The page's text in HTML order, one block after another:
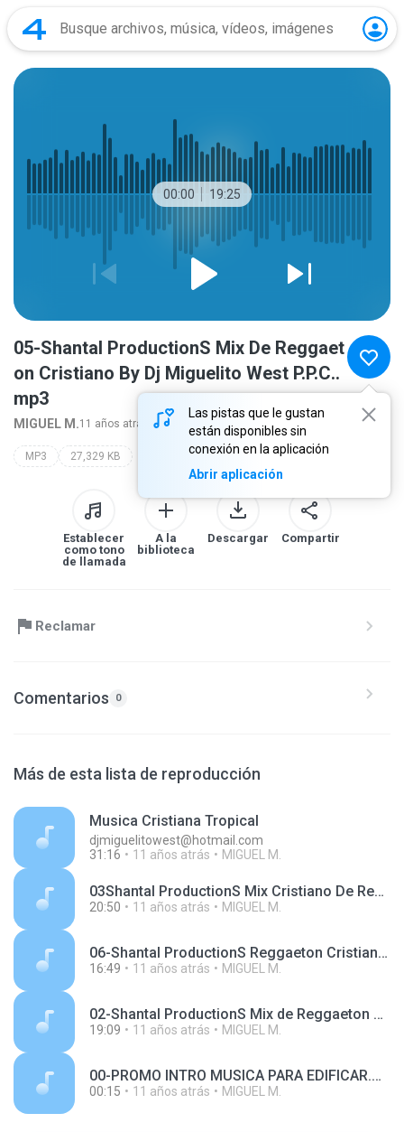
00:00 19:25
Las pistas que le gustan
están disponibles sin
conexión en la aplicación
Abrir aplicación
05-Shantal ProductionS Mix De Reggaet
on Cristiano By Dj Miguelito West P.P.C..
mp3
MIGUEL M.11 años atrás más...
MP3 27,329 KB
Establecer
como tono
de llamada
A la
biblioteca
Descargar Compartir
Reclamar
Comentarios 0
Más de esta lista de reproducción
Musica Cristiana Tropical
djmiguelitowest@hotmail.com
31:16
11 años atrás MIGUEL M.
03Shantal ProductionS Mix Cristiano De Reggaeton Mixeado By Dj Miguelito WesT.mp3
20:50 11 años atrás MIGUEL M.
06-Shantal ProductionS Reggaeton Cristiano By Dj Miguelito WesT 507.mp3
16:49 11 años atrás MIGUEL M.
02-Shantal ProductionS Mix de Reggaeton Cristiano Mixeado by Dj Miguelito West P.R.T..mp3
19:09 11 años atrás MIGUEL M.
00-PROMO INTRO MUSICA PARA EDIFICAR.mp3
00:15 11 años atrás MIGUEL M.